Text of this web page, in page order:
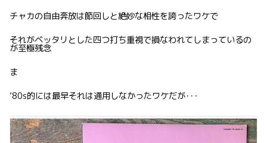
チャカの自由奔放は節回しと絶妙な相性を誇ったワケで
それがベッタリとした四つ打ち重視で損なわれてしまっているの
が至極残念
ま
’80s的には最早それは通用しなかったワケだが･･･